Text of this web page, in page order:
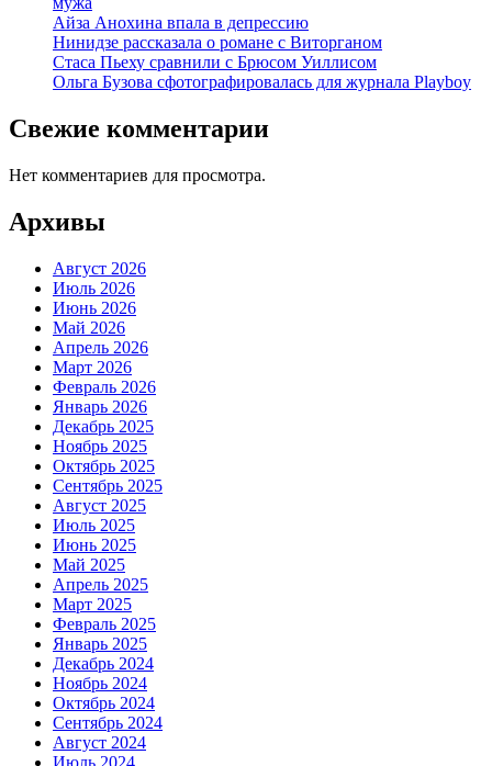
Айза Анохина впала в депрессию
Нинидзе рассказала о романе с Виторганом
Стаса Пьеху сравнили с Брюсом Уиллисом
Ольга Бузова сфотографировалась для журнала Playboy
Свежие комментарии
Нет комментариев для просмотра.
Архивы
Август 2026
Июль 2026
Июнь 2026
Май 2026
Апрель 2026
Март 2026
Февраль 2026
Январь 2026
Декабрь 2025
Ноябрь 2025
Октябрь 2025
Сентябрь 2025
Август 2025
Июль 2025
Июнь 2025
Май 2025
Апрель 2025
Март 2025
Февраль 2025
Январь 2025
Декабрь 2024
Ноябрь 2024
Октябрь 2024
Сентябрь 2024
Август 2024
Июль 2024